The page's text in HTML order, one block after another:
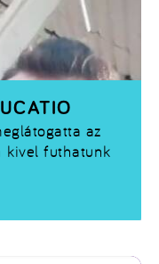
az
kivel futhatunk